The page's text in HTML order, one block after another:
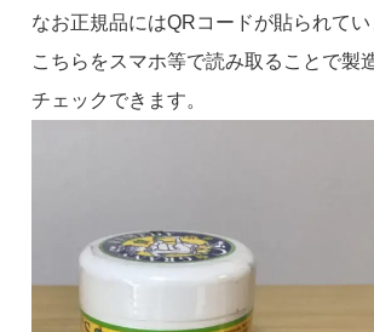
なお正規品にはQRコードが貼られてい
こちらをスマホ等で読み取ることで製
チェックできます。